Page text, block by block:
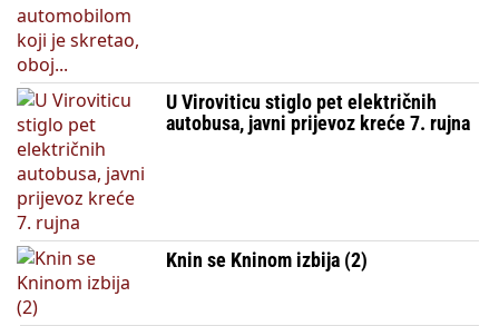
U Viroviticu stiglo pet električnih
autobusa, javni prijevoz kreće 7. rujna
Knin se Kninom izbija (2)